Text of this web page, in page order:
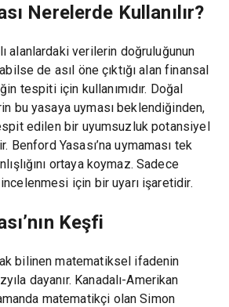
Nerelerde Kullanılır?
alanlardaki verilerin doğruluğunun
de asıl öne çıktığı alan finansal
tespiti için kullanımıdır. Doğal
bu yasaya uyması beklendiğinden,
edilen bir uyumsuzluk potansiyel
Benford Yasası’na uymaması tek
ortaya koymaz. Sadece
için bir uyarı işaretidir.
Keşfi
bilinen matematiksel ifadenin
dayanır. Kanadalı-Amerikan
matematikçi olan Simon